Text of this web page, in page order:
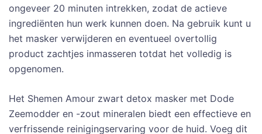
ongeveer 20 minuten intrekken, zodat de actieve
ingrediënten hun werk kunnen doen. Na gebruik kunt u
het masker verwijderen en eventueel overtollig
product zachtjes inmasseren totdat het volledig is
opgenomen.
Het Shemen Amour zwart detox masker met Dode
Zeemodder en -zout mineralen biedt een effectieve en
verfrissende reinigingservaring voor de huid. Voeg dit